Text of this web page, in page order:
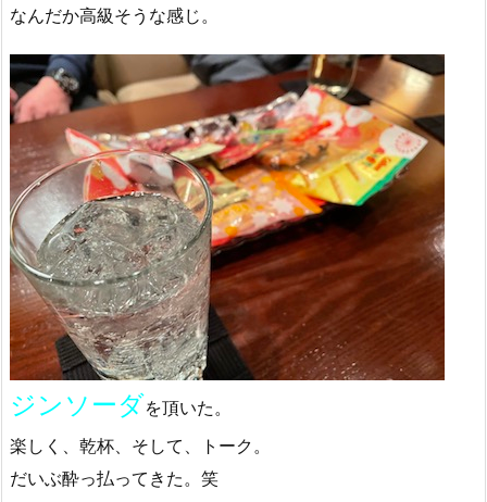
なんだか高級そうな感じ。
ジンソーダを頂いた。
楽しく、乾杯、そして、トーク。
だいぶ酔っ払ってきた。笑